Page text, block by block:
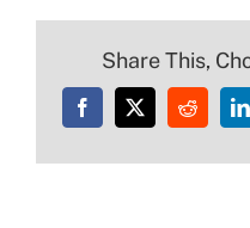
Share This,
Facebook
X Reddit